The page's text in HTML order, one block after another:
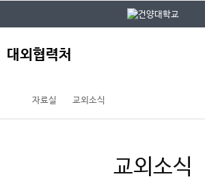
대외협력처
자료실 교외소식
교외소식